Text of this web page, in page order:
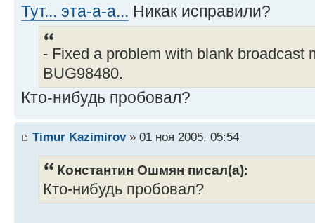
Тут... эта-а-а... Никак исправили?
- Fixed a problem with blank broadcast
BUG98480.
Кто-нибудь пробовал?
Timur Kazimirov» 01 ноя 2005, 05:54
Константин Ошмян писал(а):
Кто-нибудь пробовал?